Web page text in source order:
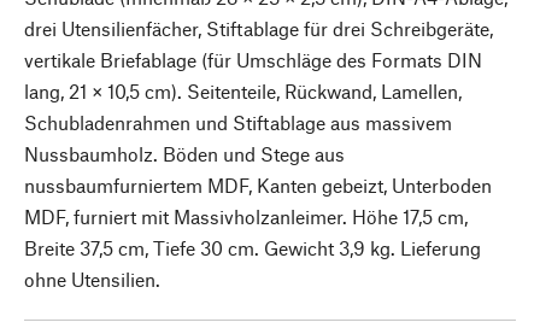
drei Utensilienfächer, Stiftablage für drei Schreibgeräte,
vertikale Briefablage (für Umschläge des Formats DIN
lang, 21 × 10,5 cm). Seitenteile, Rückwand, Lamellen,
Schubladenrahmen und Stiftablage aus massivem
Nussbaumholz. Böden und Stege aus
nussbaumfurniertem MDF, Kanten gebeizt, Unterboden
MDF, furniert mit Massivholzanleimer. Höhe 17,5 cm,
Breite 37,5 cm, Tiefe 30 cm. Gewicht 3,9 kg. Lieferung
ohne Utensilien.